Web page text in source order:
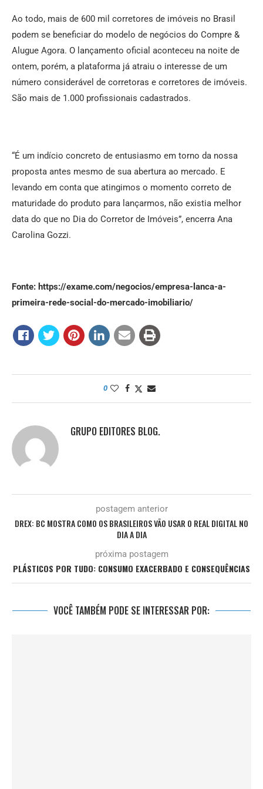
Ao todo, mais de 600 mil corretores de imóveis no Brasil
podem se beneficiar do modelo de negócios do Compre &
Alugue Agora. O lançamento oficial aconteceu na noite de
ontem, porém, a plataforma já atraiu o interesse de um
número considerável de corretoras e corretores de imóveis.
São mais de 1.000 profissionais cadastrados.
“É um indício concreto de entusiasmo em torno da nossa
proposta antes mesmo de sua abertura ao mercado. E
levando em conta que atingimos o momento correto de
maturidade do produto para lançarmos, não existia melhor
data do que no Dia do Corretor de Imóveis”, encerra Ana
Carolina Gozzi.
Fonte: https://exame.com/negocios/empresa-lanca-a-
primeira-rede-social-do-mercado-imobiliario/
0
GRUPO EDITORES BLOG.
postagem anterior
DREX: BC MOSTRA COMO OS BRASILEIROS VÃO USAR O REAL DIGITAL NO
DIA A DIA
próxima postagem
PLÁSTICOS POR TUDO: CONSUMO EXACERBADO E CONSEQUÊNCIAS
VOCÊ TAMBÉM PODE SE INTERESSAR POR: